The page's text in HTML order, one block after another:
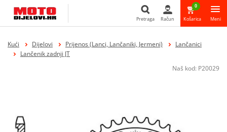
Pretraga
Pretraga Račun
0
Košarica Meni
Kući Dijelovi Prijenos (Lanci, Lančaniki, Jermeni)
Lančanici
Lančenik zadnji JT
Naš kod: P20029